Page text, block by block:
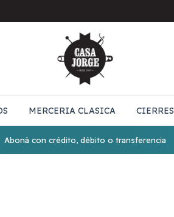
MERCERIA CLASICA CIERRES
Aboná con crédito, débito o transferencia